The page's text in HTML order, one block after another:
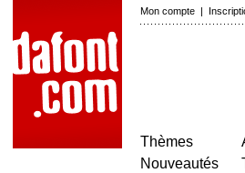
Mon compte |
Thèmes
Nouveautés